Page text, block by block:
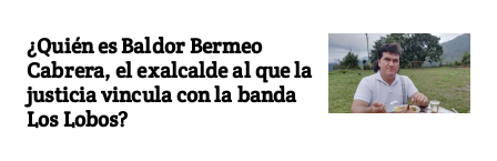
¿Quién es Baldor Bermeo
Cabrera, el exalcalde al que la
justicia vincula con la banda
Los Lobos?